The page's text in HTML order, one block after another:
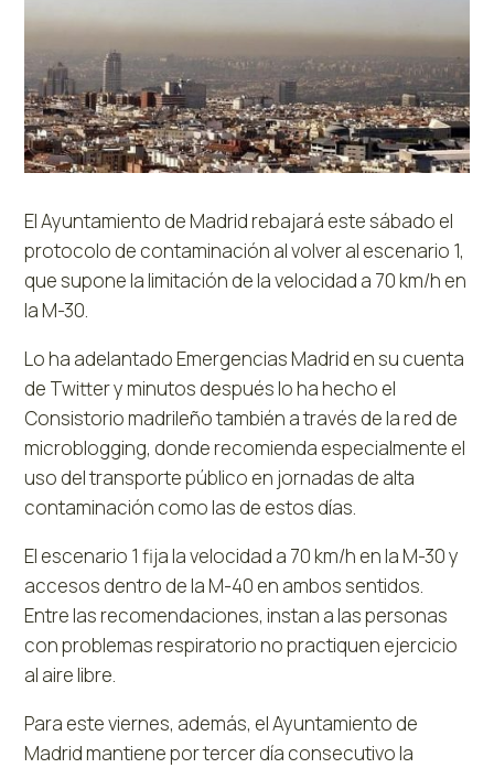
El Ayuntamiento de Madrid rebajará este sábado el
protocolo de contaminación al volver al escenario 1,
que supone la limitación de la velocidad a 70 km/h en
la M-30.
Lo ha adelantado Emergencias Madrid en su cuenta
de Twitter y minutos después lo ha hecho el
Consistorio madrileño también a través de la red de
microblogging, donde recomienda especialmente el
uso del transporte público en jornadas de alta
contaminación como las de estos días.
El escenario 1 fija la velocidad a 70 km/h en la M-30 y
accesos dentro de la M-40 en ambos sentidos.
Entre las recomendaciones, instan a las personas
con problemas respiratorio no practiquen ejercicio
al aire libre.
Para este viernes, además, el Ayuntamiento de
Madrid mantiene por tercer día consecutivo la